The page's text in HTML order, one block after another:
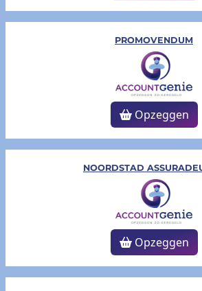
PROMOVENDUM
Opzeggen
NOORDSTAD
Opzeggen